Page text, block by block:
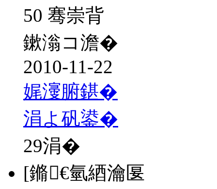
50 骞崇背
鏉滃コ澹�
2010-11-22
娓濅腑鍖�
涓よ矾鍙�
29涓�
[鏅€氫綇瀹匽